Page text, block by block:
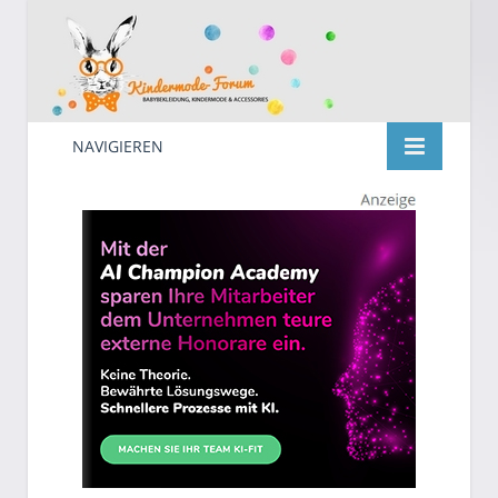
Kindermode
Suche
nach:
NAVIGIEREN